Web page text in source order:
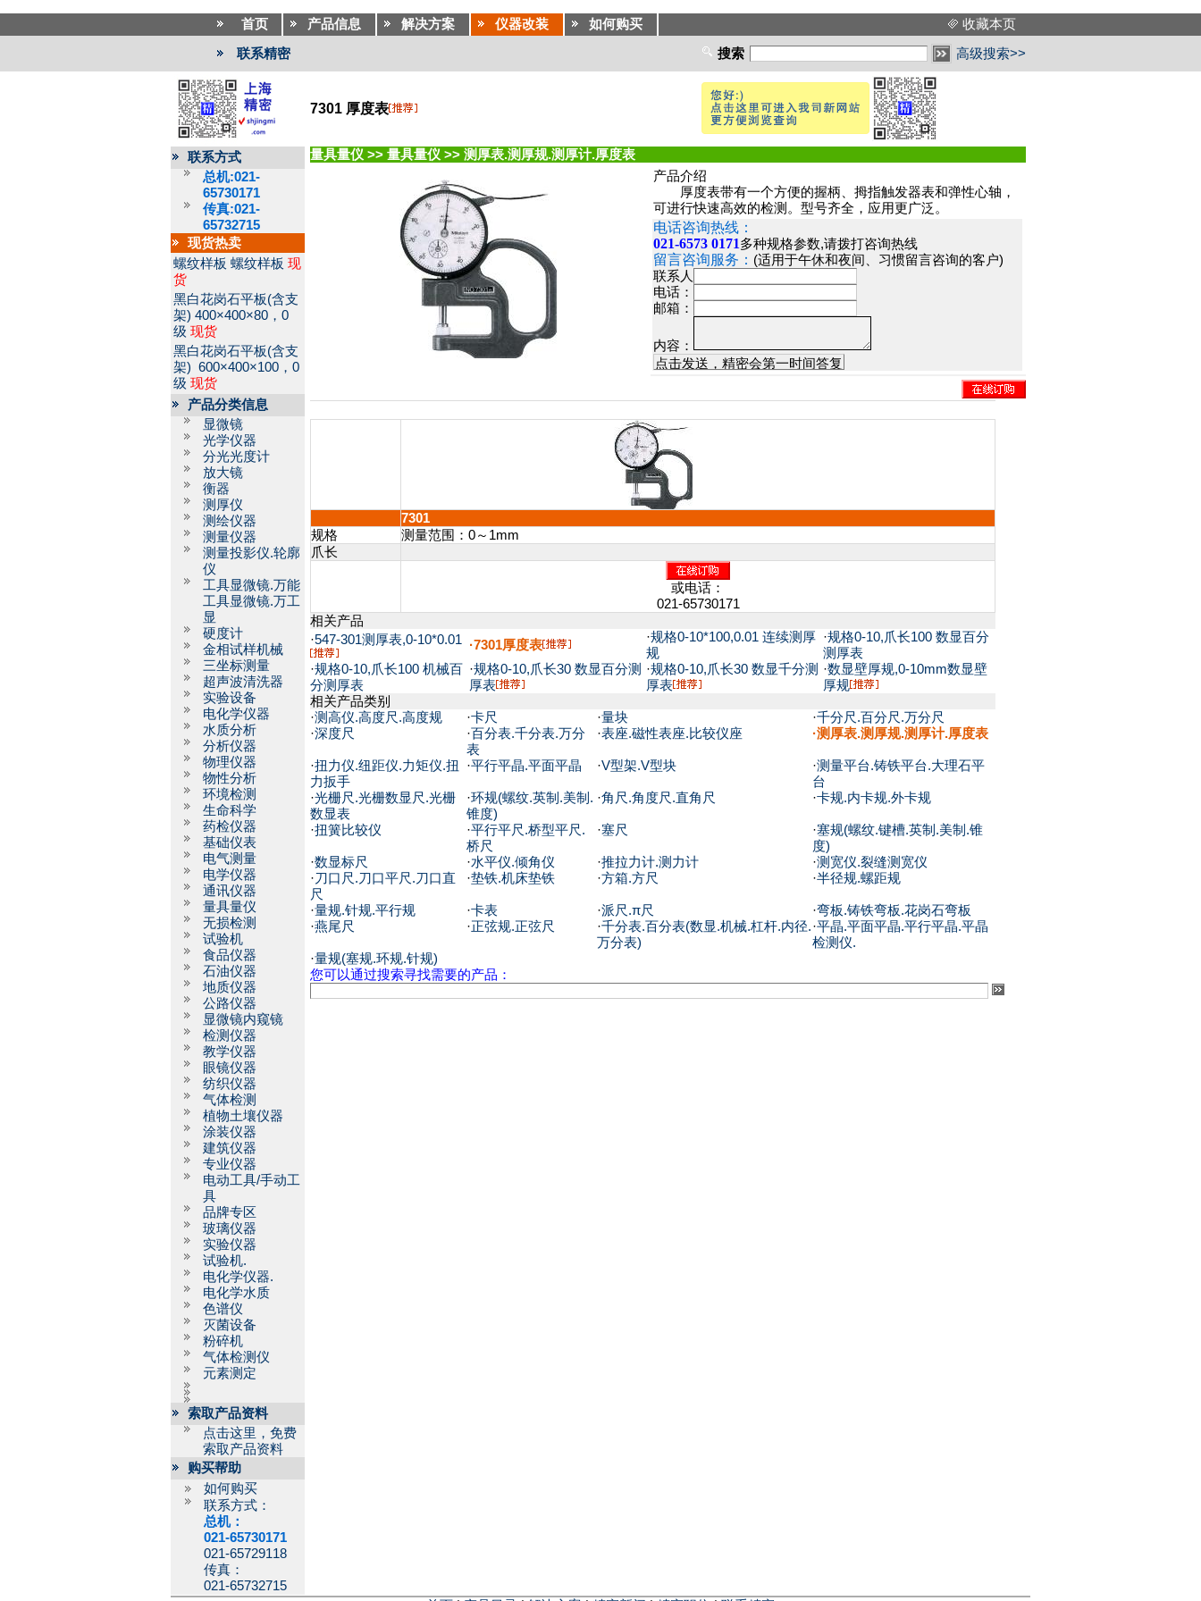
首页 产品信息 解决方案 仪器改装 如何购买 收藏本页
联系精密 搜索 高级搜索>>
7301 厚度表
联系方式
总机:021-
65730171
传真:021-
65732715
现货热卖
螺纹样板 螺纹样板 现
货
黑白花岗石平板(含支
架) 400×400×80，0
级 现货
黑白花岗石平板(含支
架) 600×400×100，0
级 现货
产品分类信息
显微镜
光学仪器
分光光度计
放大镜
衡器
测厚仪
测绘仪器
测量仪器
测量投影仪.轮廓
仪
工具显微镜.万能
工具显微镜.万工
显
硬度计
金相试样机械
三坐标测量
超声波清洗器
实验设备
电化学仪器
水质分析
分析仪器
物理仪器
物性分析
环境检测
生命科学
药检仪器
基础仪表
电气测量
电学仪器
通讯仪器
量具量仪
无损检测
试验机
食品仪器
石油仪器
地质仪器
公路仪器
显微镜内窥镜
检测仪器
教学仪器
眼镜仪器
纺织仪器
气体检测
植物土壤仪器
涂装仪器
建筑仪器
专业仪器
电动工具/手动工
具
品牌专区
玻璃仪器
实验仪器
试验机.
电化学仪器.
电化学水质
色谱仪
灭菌设备
粉碎机
气体检测仪
元素测定
索取产品资料
点击这里，免费
索取产品资料
购买帮助
如何购买
联系方式：
总机：
021-65730171
021-65729118
传真：
021-65732715
量具量仪 >> 量具量仪 >> 测厚表.测厚规.测厚计.厚度表
产品介绍
厚度表带有一个方便的握柄、拇指触发器表和弹性心轴，
可进行快速高效的检测。型号齐全，应用更广泛。
电话咨询热线：
021-6573 0171多种规格参数,请拨打咨询热线
留言咨询服务： (适用于午休和夜间、习惯留言咨询的客户)
联系人
电话：
邮箱：
内容：
7301
规格
测量范围：0～1mm
爪长
或电话：
021-65730171
相关产品
·547-301测厚表,0-10*0.01 ·7301厚度表
·规格0-10*100,0.01 连续测厚
规
·规格0-10,爪长100 数显百分
测厚表
·规格0-10,爪长100 机械百
分测厚表
·规格0-10,爪长30 数显百分测
厚表
·规格0-10,爪长30 数显千分测
厚表
·数显壁厚规,0-10mm数显壁
厚规
相关产品类别
·测高仪.高度尺.高度规 ·卡尺 ·量块 ·千分尺.百分尺.万分尺
·深度尺 ·百分表.千分表.万分
表
·表座.磁性表座.比较仪座 ·测厚表.测厚规.测厚计.厚度表
·扭力仪.纽距仪.力矩仪.扭
力扳手
·平行平晶.平面平晶 ·V型架.V型块 ·测量平台.铸铁平台.大理石平
台
·光栅尺.光栅数显尺.光栅
数显表
·环规(螺纹.英制.美制.
锥度)
·角尺.角度尺.直角尺 ·卡规.内卡规.外卡规
·扭簧比较仪 ·平行平尺.桥型平尺.
桥尺
·塞尺 ·塞规(螺纹.键槽.英制.美制.锥
度)
·数显标尺 ·水平仪.倾角仪 ·推拉力计.测力计 ·测宽仪.裂缝测宽仪
·刀口尺.刀口平尺.刀口直
尺
·垫铁.机床垫铁 ·方箱.方尺 ·半径规.螺距规
·量规.针规.平行规 ·卡表 ·派尺.π尺 ·弯板.铸铁弯板.花岗石弯板
·燕尾尺 ·正弦规.正弦尺 ·千分表.百分表(数显.机械.杠杆.内径.
万分表)
·平晶.平面平晶.平行平晶.平晶
检测仪.
·量规(塞规.环规.针规)
您可以通过搜索寻找需要的产品：